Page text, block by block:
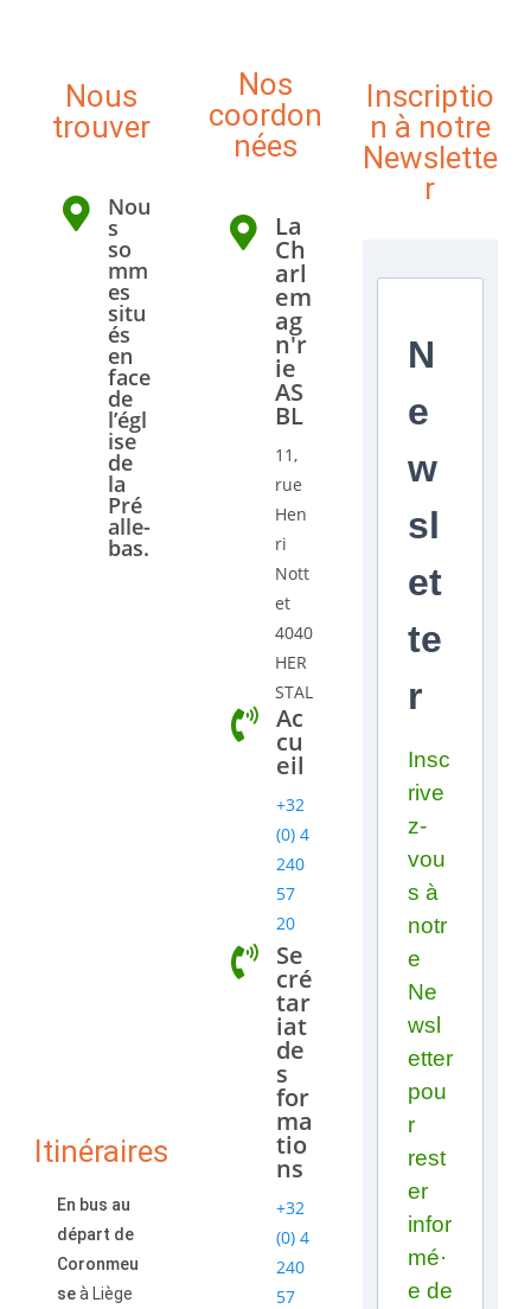
Nous
trouver
Nou
s
so
mm
es
situ
és
en
face
de
l’égl
ise
de
la
Pré
alle-
bas.
Itinéraires
En bus au
départ de
Coronmeu
seà Liège
Nos
coordon
nées
La
Ch
arl
em
ag
n'r
ie
AS
BL
11,
rue
Hen
ri
Nott
et
4040
HER
STAL
Ac
cu
eil
+32
(0) 4
240
57
20
Se
cré
tar
iat
de
s
for
ma
tio
ns
+32
(0) 4
240
57
Inscriptio
n à notre
Newslette
r
N
e
w
sl
et
te
r
Insc
rive
z-
vou
s à
notr
e
Ne
wsl
etter
pou
r
rest
er
infor
mé·
e de